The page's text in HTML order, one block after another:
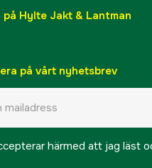
på Hylte Jakt & Lantman
på vårt nyhetsbrev
härmed att jag läst